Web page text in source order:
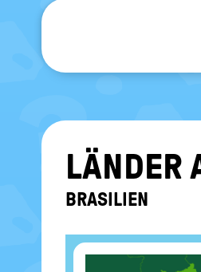
LÄN­DER
BRA­SI­LI­EN